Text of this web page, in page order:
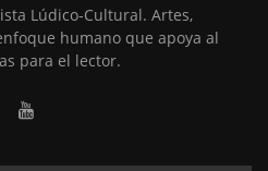
Lúdico-Cultural. Artes,
humano que apoya al
para el lector.